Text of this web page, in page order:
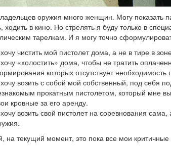
оружия много женщин. Могу
ходить в кино. Но стрелять я буду только в
тарелкам. И я могу точно
чистить мой пистолет дома, а не в тире в
«холостить» дома, чтобы не тратить
которых отсутствует необходимость
возить с собой мой собственный, под себя
прокатным пистолетом, который мне
кровные за его аренду.
возить свой пистолет на соревнования
на текущий момент, это пока все мои